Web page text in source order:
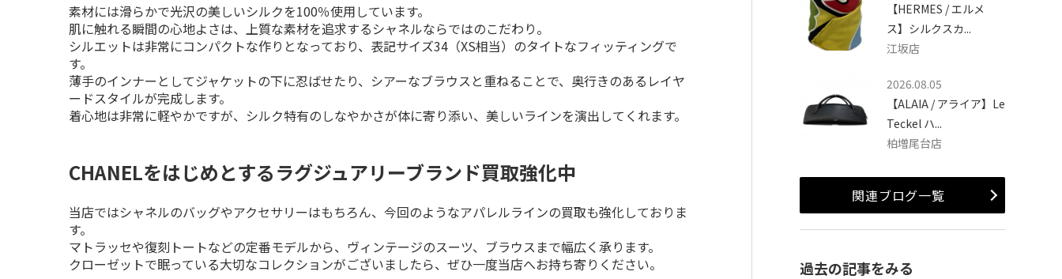
素材には滑らかで光沢の美しいシルクを100％使用しています。
肌に触れる瞬間の心地よさは、上質な素材を追求するシャネルならではのこだわり。
シルエットは非常にコンパクトな作りとなっており、表記サイズ34（XS相当）のタイトなフィッティングで
す。
薄手のインナーとしてジャケットの下に忍ばせたり、シアーなブラウスと重ねることで、奥行きのあるレイヤ
ードスタイルが完成します。
着心地は非常に軽やかですが、シルク特有のしなやかさが体に寄り添い、美しいラインを演出してくれます。
CHANELをはじめとするラグジュアリーブランド買取強化中
当店ではシャネルのバッグやアクセサリーはもちろん、今回のようなアパレルラインの買取も強化しておりま
す。
マトラッセや復刻トートなどの定番モデルから、ヴィンテージのスーツ、ブラウスまで幅広く承ります。
クローゼットで眠っている大切なコレクションがございましたら、ぜひ一度当店へお持ち寄りください。
【HERMES / エルメ
ス】シルクスカ...
江坂店
2026.08.05
【ALAIA / アライア】Le
Teckel ハ...
柏増尾台店
関連ブログ一覧
過去の記事をみる